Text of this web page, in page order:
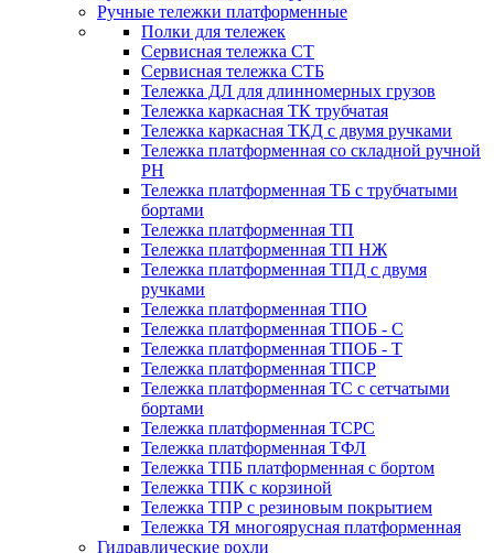
Ручные тележки платформенные
Полки для тележек
Сервисная тележка СТ
Сервисная тележка СТБ
Тележка ДЛ для длинномерных грузов
Тележка каркасная ТК трубчатая
Тележка каркасная ТКД с двумя ручками
Тележка платформенная со складной ручной
PH
Тележка платформенная ТБ с трубчатыми
бортами
Тележка платформенная ТП
Тележка платформенная ТП НЖ
Тележка платформенная ТПД с двумя
ручками
Тележка платформенная ТПО
Тележка платформенная ТПОБ - С
Тележка платформенная ТПОБ - Т
Тележка платформенная ТПСР
Тележка платформенная ТС с сетчатыми
бортами
Тележка платформенная ТСРС
Тележка платформенная ТФЛ
Тележка ТПБ платформенная с бортом
Тележка ТПК с корзиной
Тележка ТПР с резиновым покрытием
Тележка ТЯ многоярусная платформенная
Гидравлические рохли